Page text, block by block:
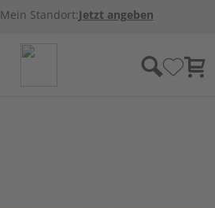
Mein Standort:Jetzt angeben